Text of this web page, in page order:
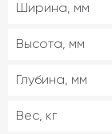
Ширина, мм
Высота, мм
Глубина, мм
Вес, кг